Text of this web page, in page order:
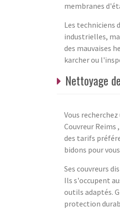
membranes
Les techniciens
industrielles,
des mauvaises
karcher ou
Nettoyage
Vous
Couvreur Reims
des tarifs
bidons pour
Ses couvreurs
Ils s'occupent
outils adaptés.
protection